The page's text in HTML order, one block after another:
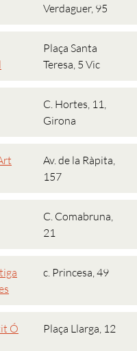
Verdaguer, 95
Plaça Santa
Teresa, 5 Vic
C. Hortes, 11,
Girona
Av. de la Ràpita,
157
C. Comabruna,
21
c. Princesa, 49
Ó Plaça Llarga, 12